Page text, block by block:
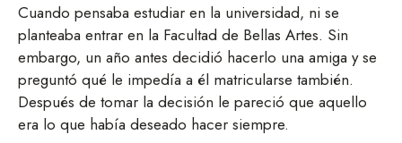
Cuando pensaba estudiar en la universidad, ni se
planteaba entrar en la Facultad de Bellas Artes. Sin
embargo, un año antes decidió hacerlo una amiga y se
preguntó qué le impedía a él matricularse también.
Después de tomar la decisión le pareció que aquello
era lo que había deseado hacer siempre.